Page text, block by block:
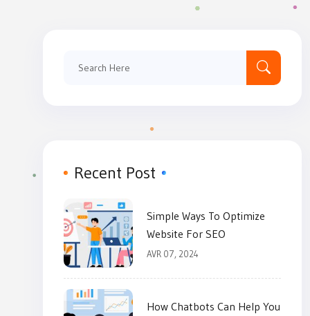
Recent Post
Simple Ways To Optimize
Website For SEO
AVR 07, 2024
How Chatbots Can Help You